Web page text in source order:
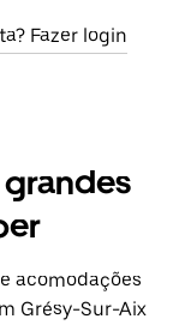
Fazer login
acomodações
Grésy-Sur-Aix